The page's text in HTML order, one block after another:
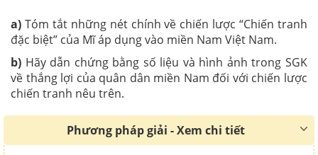
a) Tóm tắt những nét chính về chiến lược “Chiến tranh
đặc biệt” của Mĩ áp dụng vào miền Nam Việt Nam.
b) Hãy dẫn chứng bằng số liệu và hình ảnh trong SGK
về thắng lợi của quân dân miền Nam đối với chiến lược
chiến tranh nêu trên.
Phương pháp giải - Xem chi tiết